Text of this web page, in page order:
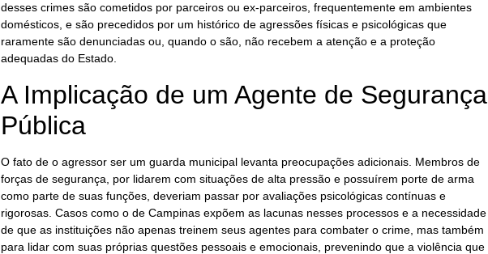
desses crimes são cometidos por parceiros ou ex-parceiros, frequentemente em ambientes
domésticos, e são precedidos por um histórico de agressões físicas e psicológicas que
raramente são denunciadas ou, quando o são, não recebem a atenção e a proteção
adequadas do Estado.
A Implicação de um Agente de Segurança
Pública
O fato de o agressor ser um guarda municipal levanta preocupações adicionais. Membros de
forças de segurança, por lidarem com situações de alta pressão e possuírem porte de arma
como parte de suas funções, deveriam passar por avaliações psicológicas contínuas e
rigorosas. Casos como o de Campinas expõem as lacunas nesses processos e a necessidade
de que as instituições não apenas treinem seus agentes para combater o crime, mas também
para lidar com suas próprias questões pessoais e emocionais, prevenindo que a violência que